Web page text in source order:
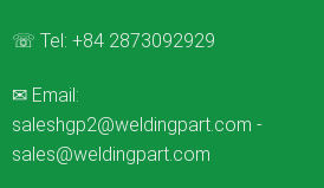
☏ Tel: +84 2873092929
✉ Email:
saleshgp2@weldingpart.com -
sales@weldingpart.com